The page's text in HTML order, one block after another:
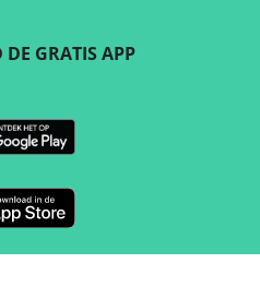
GRATIS APP